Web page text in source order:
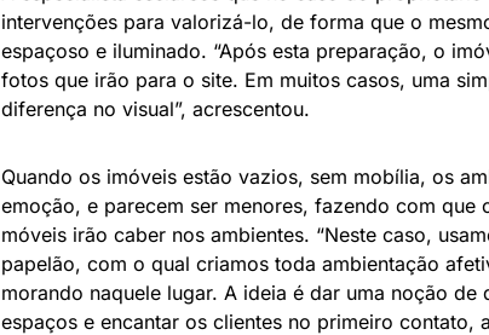
intervenções para valorizá-lo, de forma que o
espaçoso e iluminado. “Após esta preparação, o
fotos que irão para o site. Em muitos casos, uma
diferença no visual”, acrescentou.
Quando os imóveis estão vazios, sem mobília, os
emoção, e parecem ser menores, fazendo com que
móveis irão caber nos ambientes. “Neste caso,
papelão, com o qual criamos toda ambientação
morando naquele lugar. A ideia é dar uma noção
espaços e encantar os clientes no primeiro contato,